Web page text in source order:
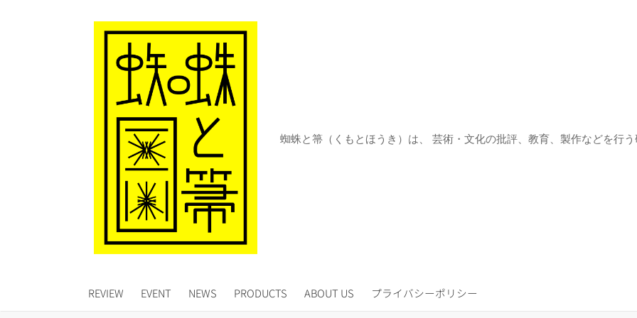
蜘蛛と箒（くもとほうき）は、 芸術・文化の批評、教育、製作などを行う
REVIEW EVENT NEWS PRODUCTS ABOUT US プライバシーポリシー